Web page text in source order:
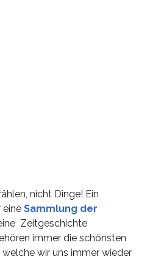
nicht Dinge! Ein
eine Sammlung der
Zeitgeschichte
immer die schönsten
wir uns immer wieder